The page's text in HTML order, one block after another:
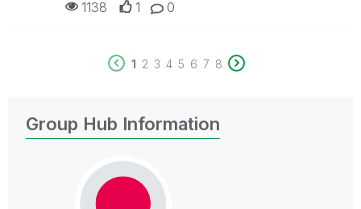
0
1
1138
1 2 3 4 5 6 7 8
Group Hub Information